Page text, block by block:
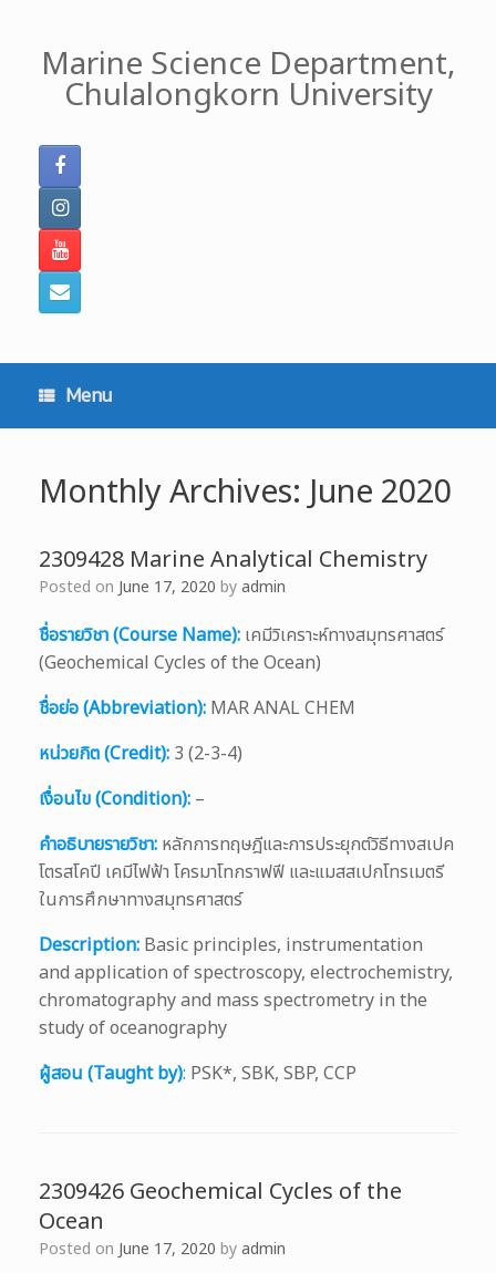
contentMarine Science Department,
Chulalongkorn University
Menu
Monthly Archives:June 2020
2309428 Marine Analytical Chemistry
Posted on June 17, 2020 byadmin
ชื่อรายวิชา (Course Name): เคมีวิเคราะห์ทางสมุทรศาสตร์
(Geochemical Cycles of the Ocean)
ชื่อย่อ (Abbreviation): MAR ANAL CHEM
หน่วยกิต (Credit): 3 (2-3-4)
เงื่อนไข (Condition): –
คำอธิบายรายวิชา: หลักการทฤษฎีและการประยุกต์วิธีทางสเปค
โตรสโคปี เคมีไฟฟ้า โครมาโทกราฟฟี และแมสสเปกโทรเมตรี
ในการศึกษาทางสมุทรศาสตร์
Description: Basic principles, instrumentation
and application of spectroscopy, electrochemistry,
chromatography and mass spectrometry in the
study of oceanography
ผู้สอน (Taught by): PSK*, SBK, SBP, CCP
2309426 Geochemical Cycles of the
Ocean
Posted on June 17, 2020 byadmin